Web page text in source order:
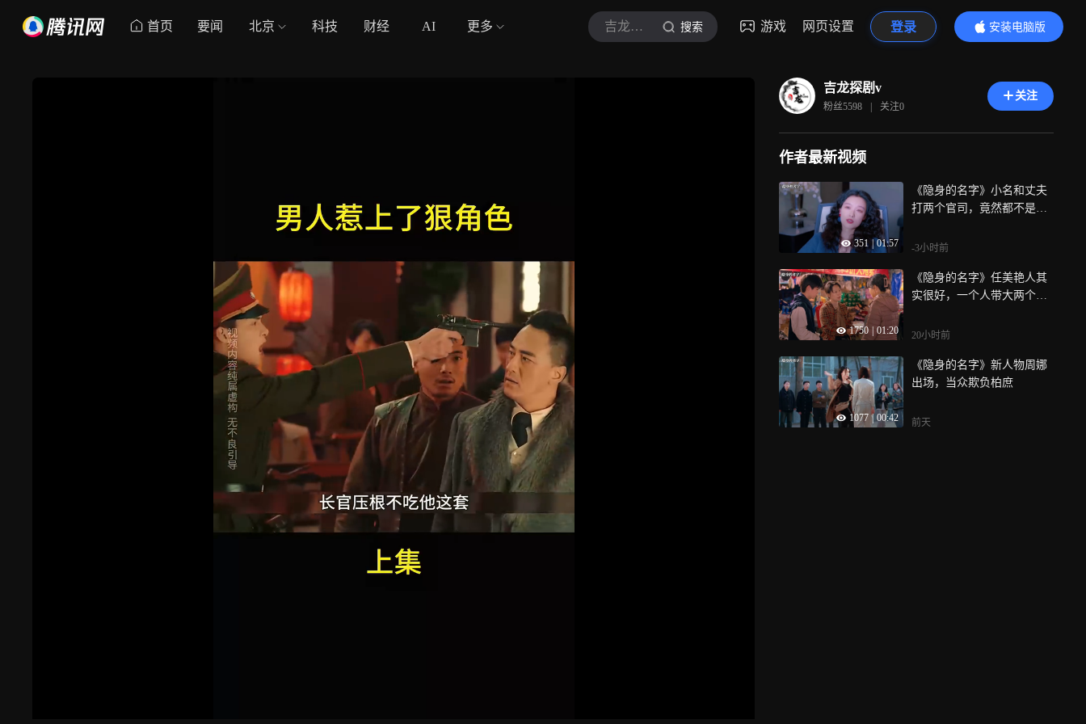
首页 要闻 北京 科技 财经 AI 更多 吉龙探剧v 搜索 游戏 网页设置 登录
安装电脑版
内容更精彩
吉龙探剧v
粉丝5598 | 关注0
关注
作者最新视频
351 01:57
《隐身的名字》小名和丈夫
打两个官司，竟然都不是冲
-3小时前
1750 01:20
《隐身的名字》任美艳人其
实很好，一个人带大两个孩
20小时前
1077 | 00:42
《隐身的名字》新人物周娜
出场，当众欺负柏庶
前天